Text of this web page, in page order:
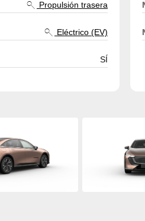
Propulsión trasera
Eléctrico (EV)
SÍ